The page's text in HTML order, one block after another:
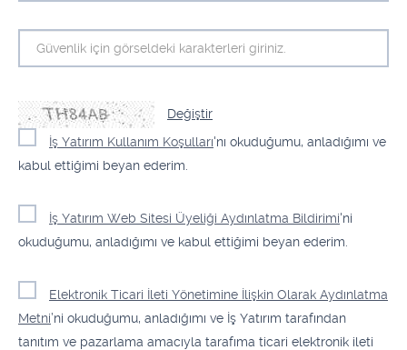
Değiştir
İş Yatırım Kullanım Koşulları'nı okuduğumu, anladığımı ve
kabul ettiğimi beyan ederim.
İş Yatırım Web Sitesi Üyeliği Aydınlatma Bildirimi'ni
okuduğumu, anladığımı ve kabul ettiğimi beyan ederim.
Elektronik Ticari İleti Yönetimine İlişkin Olarak Aydınlatma
Metni’ni okuduğumu, anladığımı ve İş Yatırım tarafından
tanıtım ve pazarlama amacıyla tarafıma ticari elektronik ileti